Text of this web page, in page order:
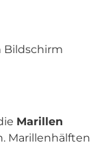
Bildschirm
Marillen
Marillenhälften